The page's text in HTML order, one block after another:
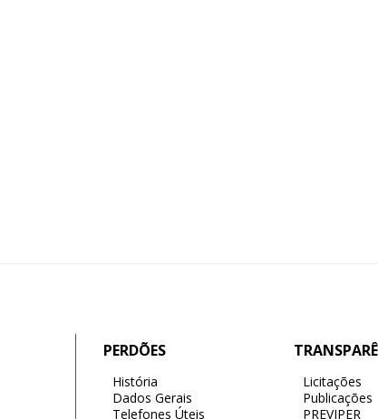
PERDÕES
História
Dados Gerais
Telefones Úteis
Licitações
Publicações
PREVIPER